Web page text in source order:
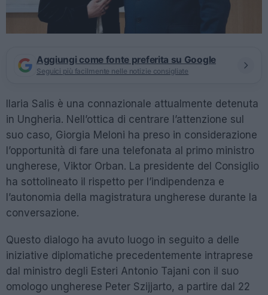
Aggiungi come fonte preferita su Google
Seguici più facilmente nelle notizie consigliate
Ilaria Salis è una connazionale attualmente detenuta
in Ungheria. Nell’ottica di centrare l’attenzione sul
suo caso, Giorgia Meloni ha preso in considerazione
l’opportunità di fare una telefonata al primo ministro
ungherese, Viktor Orban. La presidente del Consiglio
ha sottolineato il rispetto per l’indipendenza e
l’autonomia della magistratura ungherese durante la
conversazione.
Questo dialogo ha avuto luogo in seguito a delle
iniziative diplomatiche precedentemente intraprese
dal ministro degli Esteri Antonio Tajani con il suo
omologo ungherese Peter Szijjarto, a partire dal 22